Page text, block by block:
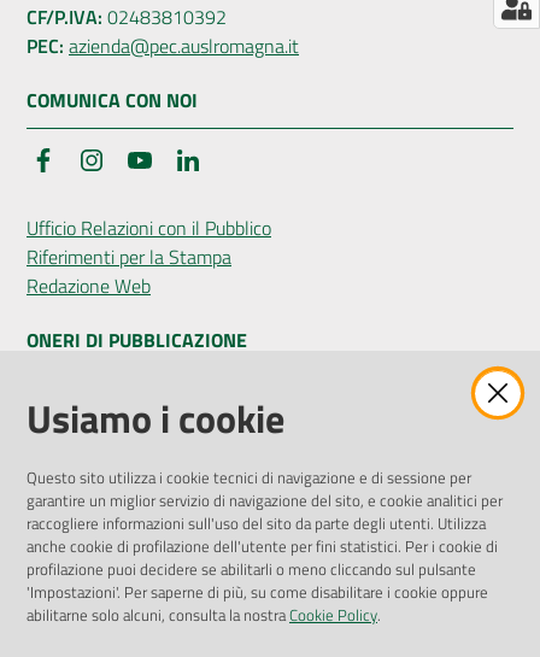
Bandi
Concorsi
Seguici
su
CF/P.IVA: 02483810392
PEC: azienda@pec.auslromagna.it
COMUNICA CON NOI
FacebookInstagramYouTube
Ufficio Relazioni con il Pubblico
Riferimenti per la Stampa
Redazione Web
ONERI DI PUBBLICAZIONE
Amministrazione Trasparente
Pubblicità legale
Privacy Policy
Attuazione Misure PNRR
Liste di Attesa
ENTI, IMPRESE E PARTNER
Usiamo i cookie
Questo sito utilizza i cookie tecnici di navigazione e di sessione per
garantire un miglior servizio di navigazione del sito, e cookie analitici per
raccogliere informazioni sull'uso del sito da parte degli utenti. Utilizza
anche cookie di profilazione dell'utente per fini statistici. Per i cookie di
profilazione puoi decidere se abilitarli o meno cliccando sul pulsante
'Impostazioni'. Per saperne di più, su come disabilitare i cookie oppure
abilitarne solo alcuni, consulta la nostraCookie Policy.